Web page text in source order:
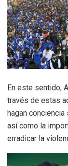
En este sentido,
través de estas
hagan
así como la
erradicar la